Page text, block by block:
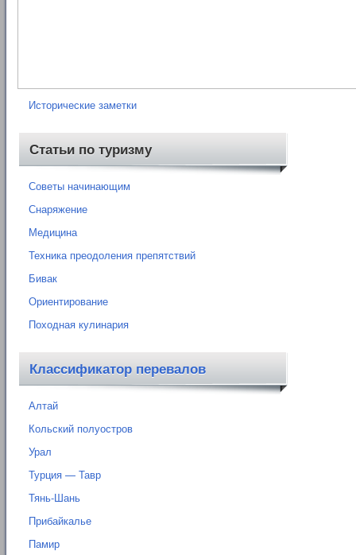
Исторические заметки
Статьи по туризму
Советы начинающим
Снаряжение
Медицина
Техника преодоления препятствий
Бивак
Ориентирование
Походная кулинария
Классификатор перевалов
Алтай
Кольский полуостров
Урал
Турция — Тавр
Тянь-Шань
Прибайкалье
Памир